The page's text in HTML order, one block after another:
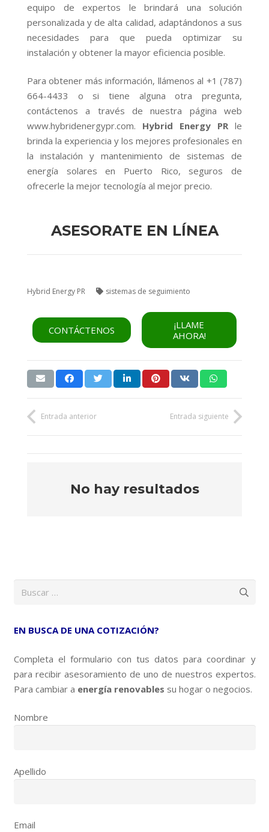
equipo de expertos le brindará una solución
personalizada y de alta calidad, adaptándonos a sus
necesidades para que pueda optimizar su
instalación y obtener la mayor eficiencia posible.
Para obtener más información, llámenos al +1 (787)
664-4433 o si tiene alguna otra pregunta,
contáctenos a través de nuestra página web
www.hybridenergypr.com. Hybrid Energy PR le
brinda la experiencia y los mejores profesionales en
la instalación y mantenimiento de sistemas de
energía solares en Puerto Rico, seguros de
ofrecerle la mejor tecnología al mejor precio.
ASESORATE EN LÍNEA
Hybrid Energy PR sistemas de seguimiento
CONTÁCTENOS
¡LLAME
AHORA!
Entrada anterior Entrada siguiente
No hay resultados
EN BUSCA DE UNA COTIZACIÓN?
Completa el formulario con tus datos para coordinar y
para recibir asesoramiento de uno de nuestros expertos.
Para cambiar a energía renovables su hogar o negocios.
Nombre
Apellido
Email